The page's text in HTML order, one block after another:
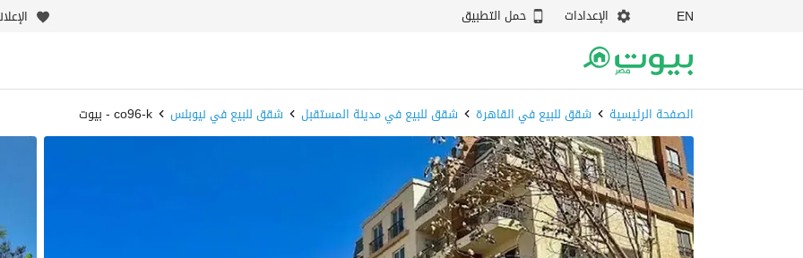
EN الإعدادات حمل التطبيق
الصفحة الرئيسية شقق للبيع في القاهرة شقق للبيع في مدينة المستقبل شقق للبيع في نيوبلس co96-k - بيوت